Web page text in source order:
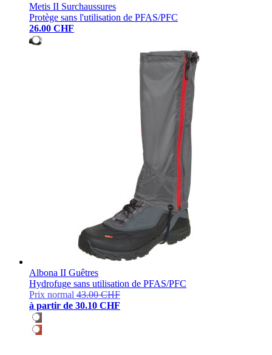
Metis II Surchaussures
Protège sans l'utilisation de PFAS/PFC
26.00 CHF
Albona II Guêtres
Hydrofuge sans utilisation de PFAS/PFC
Prix normal 43.00 CHF
à partir de 30.10 CHF